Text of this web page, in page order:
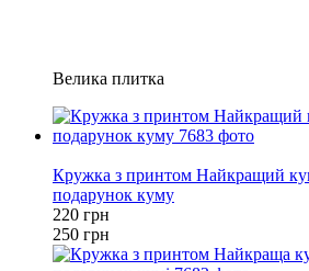
Велика плитка
Кружка з принтом Найкращий
подарунок куму
220 грн
250 грн